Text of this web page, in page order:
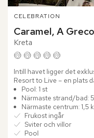
CELEBRATION
Caramel, A
Kreta
Intill havet ligger det
Resort to Live – en plats
med stilfull finess.
Pool: 1 st
Närmaste strand/bad:
Närmaste centrum: 1,5
Frukost ingår
Sviter och villor
Pool